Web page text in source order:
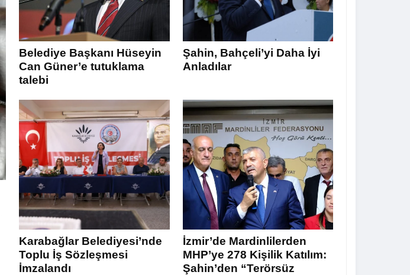
Belediye Başkanı Hüseyin
Can Güner’e tutuklama
talebi
Şahin, Bahçeli’yi Daha İyi
Anladılar
Karabağlar Belediyesi’nde
Toplu İş Sözleşmesi
İmzalandı
İzmir’de Mardinlilerden
MHP’ye 278 Kişilik Katılım:
Şahin’den “Terörsüz